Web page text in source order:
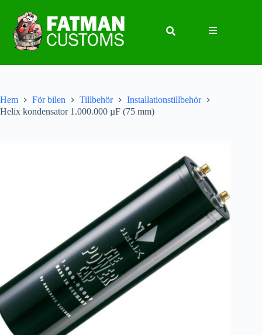
Hem För bilen Tillbehör
Installationstillbehör
Helix kondensator 1.000.000 µF (75 mm)